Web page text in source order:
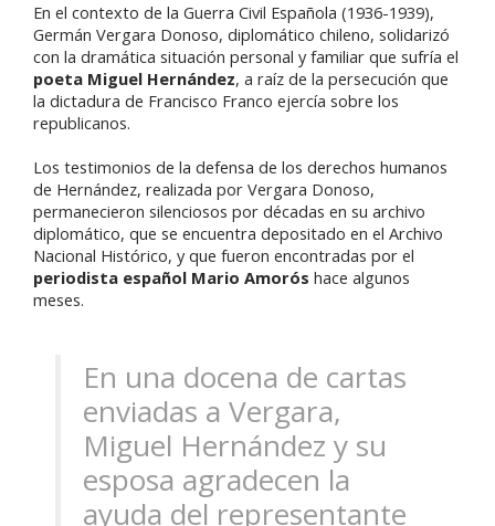
En el contexto de la Guerra Civil Española (1936-1939),
Germán Vergara Donoso, diplomático chileno, solidarizó
con la dramática situación personal y familiar que sufría el
poeta Miguel Hernández, a raíz de la persecución que
la dictadura de Francisco Franco ejercía sobre los
republicanos.
Los testimonios de la defensa de los derechos humanos
de Hernández, realizada por Vergara Donoso,
permanecieron silenciosos por décadas en su archivo
diplomático, que se encuentra depositado en el Archivo
Nacional Histórico, y que fueron encontradas por el
periodista español Mario Amorós hace algunos
meses.
En una docena de cartas
enviadas a Vergara,
Miguel Hernández y su
esposa agradecen la
ayuda del representante